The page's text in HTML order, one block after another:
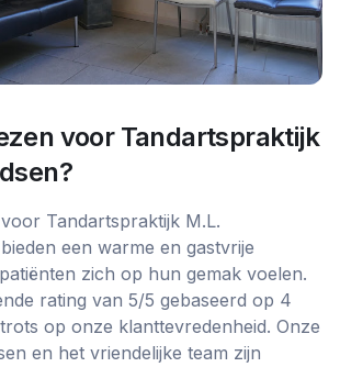
voor Tandartspraktijk
?
Tandartspraktijk M.L.
een warme en gastvrije
zich op hun gemak voelen.
rating van 5/5 gebaseerd op 4
op onze klanttevredenheid. Onze
en het vriendelijke team zijn